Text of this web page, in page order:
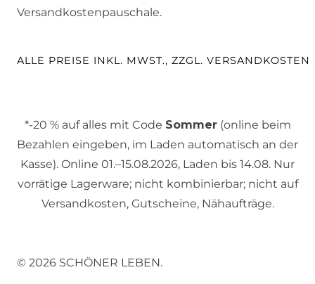
Versandkostenpauschale.
ALLE PREISE INKL. MWST., ZZGL. VERSANDKOSTEN
*-20 % auf alles mit Code Sommer(online beim
Bezahlen eingeben, im Laden automatisch an der
Kasse). Online 01.–15.08.2026, Laden bis 14.08. Nur
vorrätige Lagerware; nicht kombinierbar; nicht auf
Versandkosten, Gutscheine, Nähaufträge.
© 2026 SCHÖNER LEBEN.